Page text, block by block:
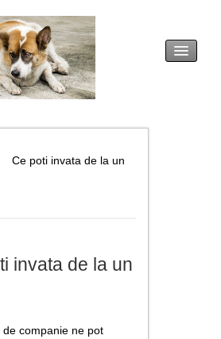
tip
Ce poti invata de la un
invata de la un
de companie ne pot